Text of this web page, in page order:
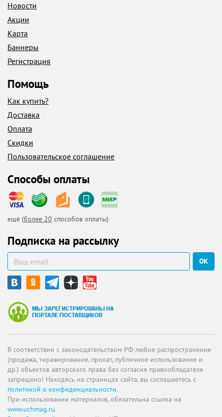
Новости
Акции
Карта
Баннеры
Регистрация
Помощь
Как купить?
Доставка
Оплата
Скидки
Пользовательское соглашение
Способы оплаты
ещё (более 20 способов оплаты)
Подписка на рассылку
ОК
В соответствии с законодательством РФ любое распространение
(продажа, тиражирование, прокат, публичное использование и
др.) объектов авторского права без согласия правообладателя
запрещено! Находясь на страницах сайта, вы соглашаетесь с
политикой о конфиденциальности.
При использовании материалов, обязательна ссылка на
www.uchmag.ru.